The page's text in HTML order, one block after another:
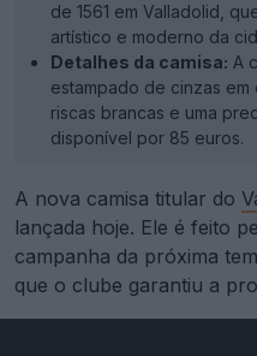
de 1561 em Valladolid,
artístico e moderno da
Detalhes da camisa: A
estampado de cinzas
riscas brancas e uma
disponível por 85 euros.
A nova camisa titular do
lançada hoje. Ele é feito
campanha da próxima
que o clube garantiu a